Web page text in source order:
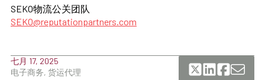
SEKO物流公关团队
SEKO@reputationpartners.com
七月 17, 2025
电子商务, 货运代理